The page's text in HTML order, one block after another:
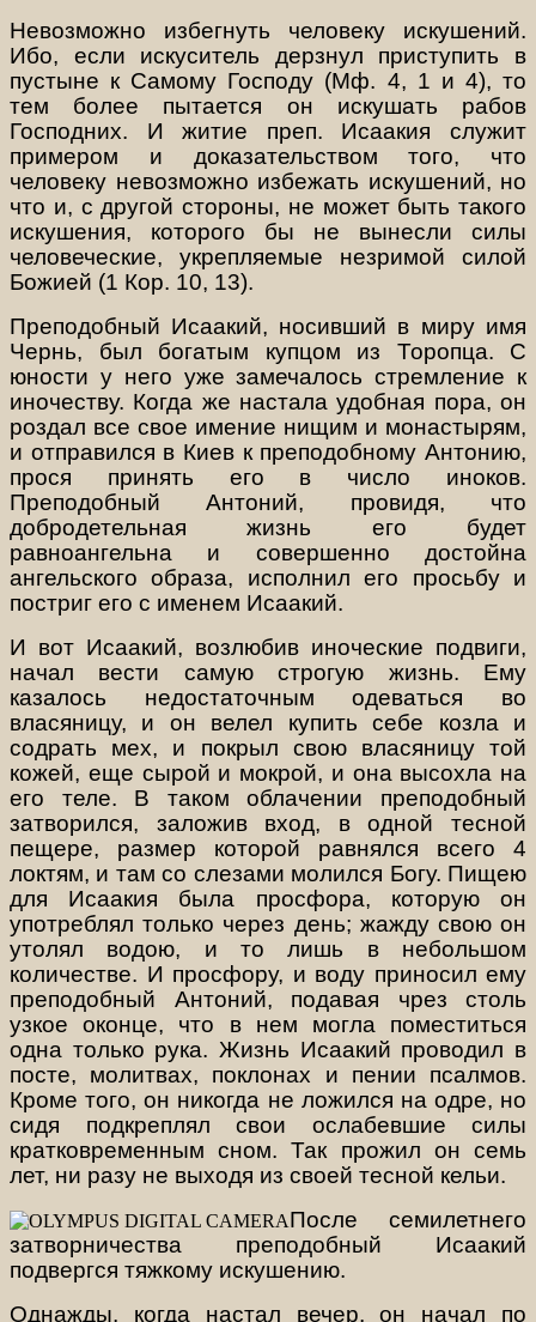
Невозможно избегнуть человеку искушений.
Ибо, если искуситель дерзнул приступить в
пустыне к Самому Господу (Мф. 4, 1 и 4), то
тем более пытается он искушать рабов
Господних. И житие преп. Исаакия служит
примером и доказательством того, что
человеку невозможно избежать искушений, но
что и, с другой стороны, не может быть такого
искушения, которого бы не вынесли силы
человеческие, укрепляемые незримой силой
Божией (1 Кор. 10, 13).
Преподобный Исаакий, носивший в миру имя
Чернь, был богатым купцом из Торопца. С
юности у него уже замечалось стремление к
иночеству. Когда же настала удобная пора, он
роздал все свое имение нищим и монастырям,
и отправился в Киев к преподобному Антонию,
прося принять его в число иноков.
Преподобный Антоний, провидя, что
добродетельная жизнь его будет
равноангельна и совершенно достойна
ангельского образа, исполнил его просьбу и
постриг его с именем Исаакий.
И вот Исаакий, возлюбив иноческие подвиги,
начал вести самую строгую жизнь. Ему
казалось недостаточным одеваться во
власяницу, и он велел купить себе козла и
содрать мех, и покрыл свою власяницу той
кожей, еще сырой и мокрой, и она высохла на
его теле. В таком облачении преподобный
затворился, заложив вход, в одной тесной
пещере, размер которой равнялся всего 4
локтям, и там со слезами молился Богу. Пищею
для Исаакия была просфора, которую он
употреблял только через день; жажду свою он
утолял водою, и то лишь в небольшом
количестве. И просфору, и воду приносил ему
преподобный Антоний, подавая чрез столь
узкое оконце, что в нем могла поместиться
одна только рука. Жизнь Исаакий проводил в
посте, молитвах, поклонах и пении псалмов.
Кроме того, он никогда не ложился на одре, но
сидя подкреплял свои ослабевшие силы
кратковременным сном. Так прожил он семь
лет, ни разу не выходя из своей тесной кельи.
После семилетнего
затворничества преподобный Исаакий
подвергся тяжкому искушению.
Однажды, когда настал вечер, он начал по